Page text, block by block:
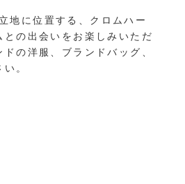
に位置する、クロムハー
の出会いをお楽しみいただ
の洋服、ブランドバッグ、
。